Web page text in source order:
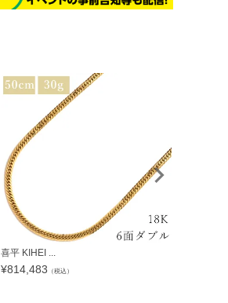
喜平 KIHEI ...
¥814,483 （税込）